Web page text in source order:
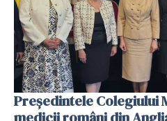
Președintele Colegiului